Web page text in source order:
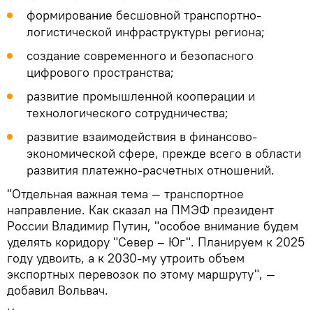
формирование бесшовной транспортно-
логистической инфраструктуры региона;
создание современного и безопасного
цифрового пространства;
развитие промышленной кооперации и
технологического сотрудничества;
развитие взаимодействия в финансово-
экономической сфере, прежде всего в области
развития платежно-расчетных отношений.
"Отдельная важная тема — транспортное
направление. Как сказал на ПМЭФ президент
России Владимир Путин, "особое внимание будем
уделять коридору "Север – Юг". Планируем к 2025
году удвоить, а к 2030-му утроить объем
экспортных перевозок по этому маршруту", —
добавил Вольвач.